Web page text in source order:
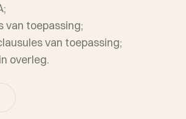
van toepassing;
van toepassing;
overleg.